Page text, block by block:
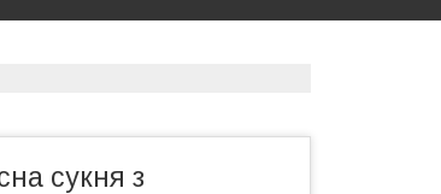
сукня з